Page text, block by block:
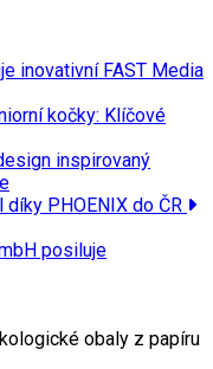
inovativní FAST Media
kočky: Klíčové
inspirovaný
PHOENIX do ČR
posiluje
obaly z papíru